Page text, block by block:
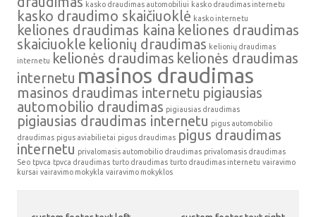
kasko draudimas automobiliui kasko draudimas internetu
kasko draudimo skaičiuoklė kasko internetu
keliones draudimas kaina keliones draudimas
skaiciuokle kelionių draudimas kelionių draudimas
internetu
kelionės draudimas kelionės draudimas
internetu masinos draudimas
masinos draudimas internetu pigiausias
automobilio draudimas pigiausias draudimas
pigiausias draudimas internetu pigus automobilio
draudimas pigus aviabilietai pigus draudimas pigus draudimas
internetu privalomasis automobilio draudimas privalomasis draudimas
Seo tpvca tpvca draudimas turto draudimas turto draudimas internetu vairavimo
kursai vairavimo mokykla vairavimo mokyklos